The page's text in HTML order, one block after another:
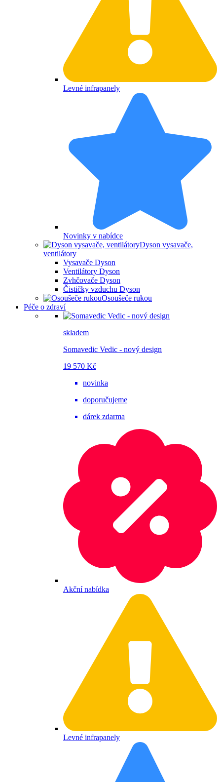
Levné infrapanely
Novinky v nabídce
Dyson vysavače,
ventilátory
Vysavače Dyson
Ventilátory Dyson
Zvhčovače Dyson
Čističky vzduchu Dyson
Osoušeče rukou
Péče o zdraví
skladem
Somavedic Vedic - nový design
19 570 Kč
novinka
doporučujeme
dárek zdarma
Akční nabídka
Levné infrapanely